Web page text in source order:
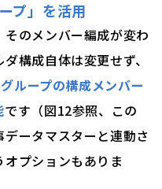
プ」を活用
のメンバー編成が変わ
構成自体は変更せず、
ループの構成メンバー
です（図12参照、この
ータマスターと連動さ
プションもありま